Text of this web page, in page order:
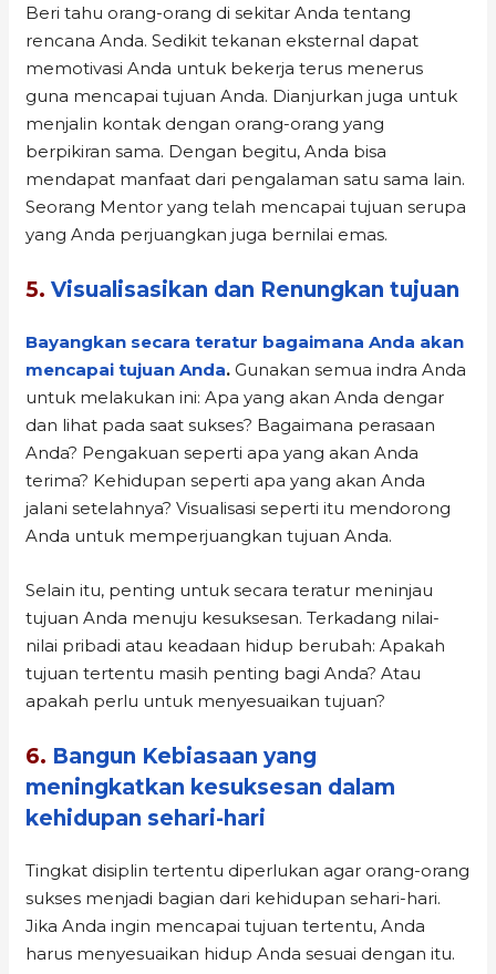
Beri tahu orang-orang di sekitar Anda tentang
rencana Anda. Sedikit tekanan eksternal dapat
memotivasi Anda untuk bekerja terus menerus
guna mencapai tujuan Anda. Dianjurkan juga untuk
menjalin kontak dengan orang-orang yang
berpikiran sama. Dengan begitu, Anda bisa
mendapat manfaat dari pengalaman satu sama lain.
Seorang Mentor yang telah mencapai tujuan serupa
yang Anda perjuangkan juga bernilai emas.
5.Visualisasikan dan Renungkan tujuan
Bayangkan secara teratur bagaimana Anda akan
mencapai tujuan Anda. Gunakan semua indra Anda
untuk melakukan ini: Apa yang akan Anda dengar
dan lihat pada saat sukses? Bagaimana perasaan
Anda? Pengakuan seperti apa yang akan Anda
terima? Kehidupan seperti apa yang akan Anda
jalani setelahnya? Visualisasi seperti itu mendorong
Anda untuk memperjuangkan tujuan Anda.
Selain itu, penting untuk secara teratur meninjau
tujuan Anda menuju kesuksesan. Terkadang nilai-
nilai pribadi atau keadaan hidup berubah: Apakah
tujuan tertentu masih penting bagi Anda? Atau
apakah perlu untuk menyesuaikan tujuan?
6. Bangun Kebiasaan yang
meningkatkan kesuksesan dalam
kehidupan sehari-hari
Tingkat disiplin tertentu diperlukan agar orang-orang
sukses menjadi bagian dari kehidupan sehari-hari.
Jika Anda ingin mencapai tujuan tertentu, Anda
harus menyesuaikan hidup Anda sesuai dengan itu.